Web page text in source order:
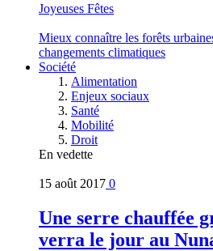
Joyeuses Fêtes
Mieux connaître les forêts
changements climatiques
Société
Alimentation
Enjeux sociaux
Santé
Mobilité
Droit
En vedette
15 août 2017 0
Une serre chauffée
verra le jour au